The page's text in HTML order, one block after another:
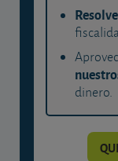
dinero.